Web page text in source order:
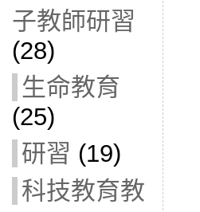
子教師研習
(28)
生命教育
(25)
研習 (19)
科技教育教